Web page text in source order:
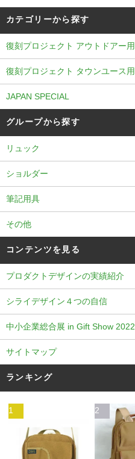
カテゴリーから探す
復刻プロジェクト アウトドアー用
復刻プロジェクト タウンユース用
JAPAN SPECIAL
グループから探す
リュック
ショルダー
筆記用具
その他
コンテンツを見る
プロダクトデザインの実績紹介
シライデザイン４つの自信
中小企業総合展 in Gift Show 2022
サイトマップ
ランキング
1 2